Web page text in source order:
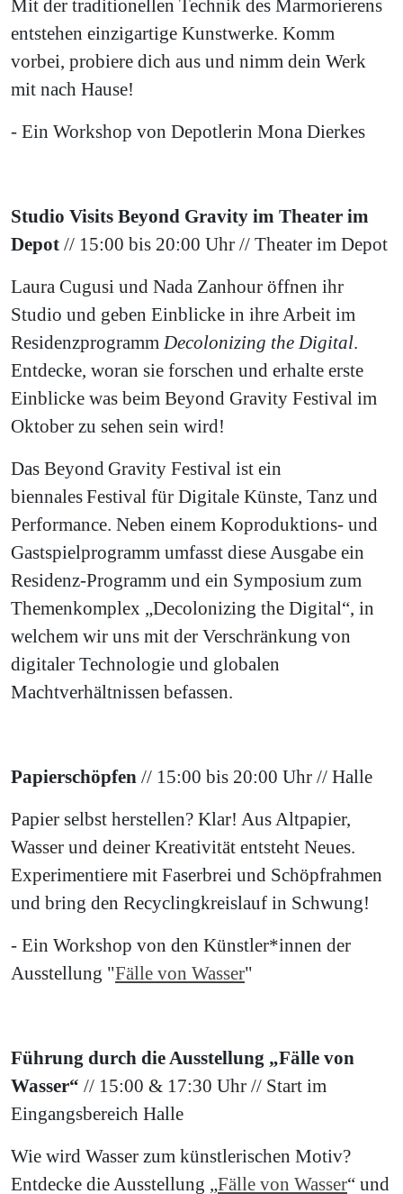
Mit der traditionellen Technik des Marmorierens
entstehen einzigartige Kunstwerke. Komm
vorbei, probiere dich aus und nimm dein Werk
mit nach Hause!
- Ein Workshop von Depotlerin Mona Dierkes
Studio Visits Beyond Gravity im Theater im
Depot // 15:00 bis 20:00 Uhr // Theater im Depot
Laura Cugusi und Nada Zanhour öffnen ihr
Studio und geben Einblicke in ihre Arbeit im
Residenzprogramm Decolonizing the Digital.
Entdecke, woran sie forschen und erhalte erste
Einblicke was beim Beyond Gravity Festival im
Oktober zu sehen sein wird!
Das Beyond Gravity Festival ist ein
biennales Festival für Digitale Künste, Tanz und
Performance. Neben einem Koproduktions- und
Gastspielprogramm umfasst diese Ausgabe ein
Residenz-Programm und ein Symposium zum
Themenkomplex „Decolonizing the Digital“, in
welchem wir uns mit der Verschränkung von
digitaler Technologie und globalen
Machtverhältnissen befassen.
Papierschöpfen // 15:00 bis 20:00 Uhr // Halle
Papier selbst herstellen? Klar! Aus Altpapier,
Wasser und deiner Kreativität entsteht Neues.
Experimentiere mit Faserbrei und Schöpfrahmen
und bring den Recyclingkreislauf in Schwung!
- Ein Workshop von den Künstler*innen der
Ausstellung "Fälle von Wasser"
Führung durch die Ausstellung „Fälle von
Wasser“ // 15:00 & 17:30 Uhr // Start im
Eingangsbereich Halle
Wie wird Wasser zum künstlerischen Motiv?
Entdecke die Ausstellung „Fälle von Wasser“ und